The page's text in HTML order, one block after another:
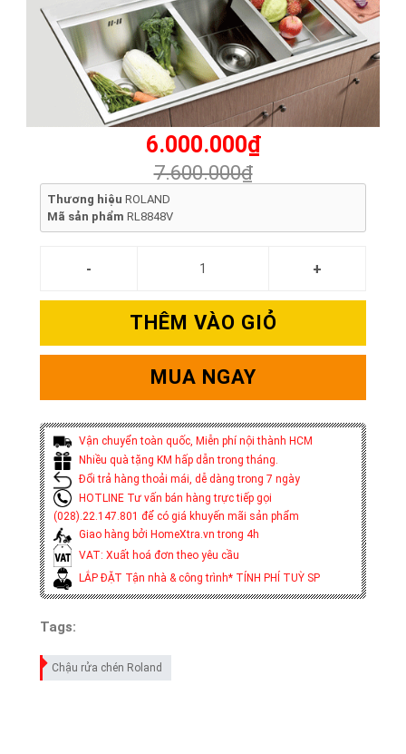
6.000.000₫
7.600.000₫
Thương hiệu ROLAND
Mã sản phẩm RL8848V
THÊM VÀO GIỎ
MUA NGAY
Vận chuyển toàn quốc, Miễn phí nội thành HCM
Nhiều quà tặng KM hấp dẫn trong tháng.
Đổi trả hàng thoải mái, dễ dàng trong 7 ngày
HOTLINE Tư vấn bán hàng trực tiếp gọi
(028).22.147.801 để có giá khuyến mãi sản phẩm
Giao hàng bởi HomeXtra.vn trong 4h
VAT: Xuất hoá đơn theo yêu cầu
LẮP ĐẶT Tận nhà & công trình* TÍNH PHÍ TUỲ SP
Tags:
Chậu rửa chén Roland